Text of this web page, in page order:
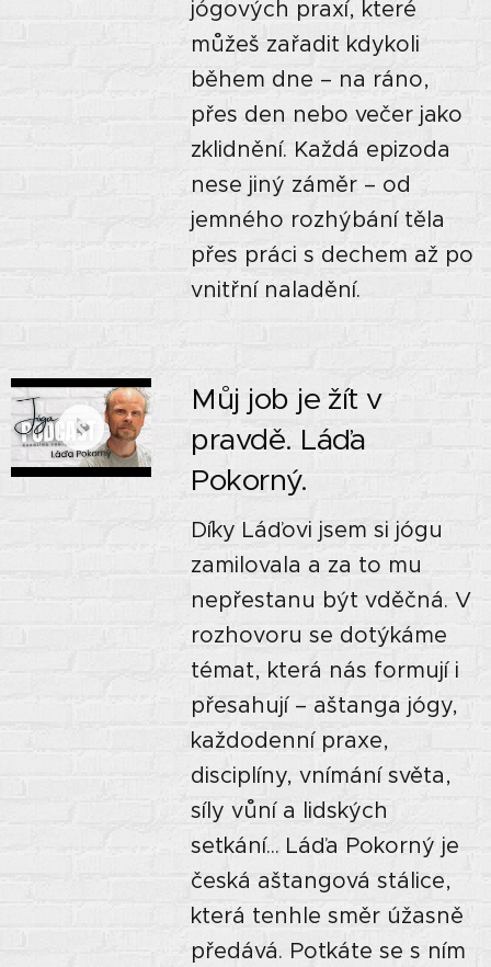
jógových praxí, které
můžeš zařadit kdykoli
během dne – na ráno,
přes den nebo večer jako
zklidnění. Každá epizoda
nese jiný záměr – od
jemného rozhýbání těla
přes práci s dechem až po
vnitřní naladění.
Můj job je žít v
pravdě. Láďa
Pokorný.
Díky Láďovi jsem si jógu
zamilovala a za to mu
nepřestanu být vděčná. V
rozhovoru se dotýkáme
témat, která nás formují i
přesahují – aštanga jógy,
každodenní praxe,
disciplíny, vnímání světa,
síly vůní a lidských
setkání... Láďa Pokorný je
česká aštangová stálice,
která tenhle směr úžasně
předává. Potkáte se s ním